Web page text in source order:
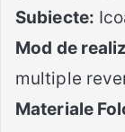
Subiecte:
Mod de
multiple
Materiale